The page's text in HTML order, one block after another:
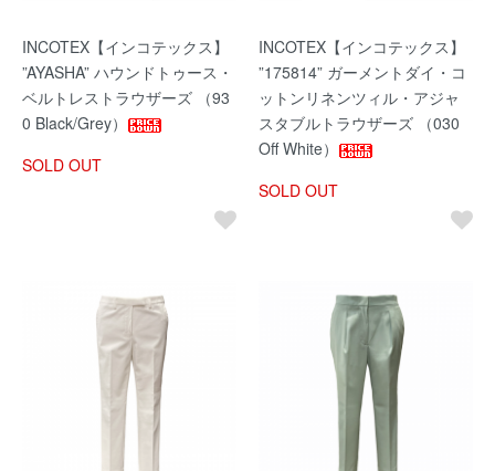
INCOTEX【インコテックス】
”AYASHA” ハウンドトゥース・
ベルトレストラウザーズ （93
0 Black/Grey）
SOLD OUT
INCOTEX【インコテックス】
”175814” ガーメントダイ・コ
ットンリネンツィル・アジャ
スタブルトラウザーズ （030
Off White）
SOLD OUT